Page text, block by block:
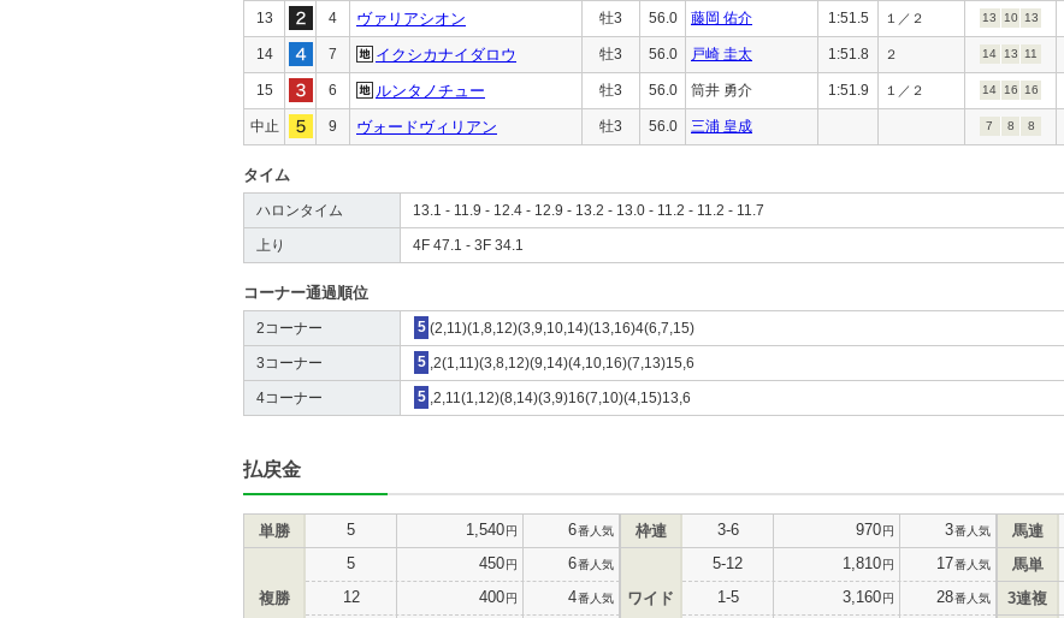
13 4 ヴァリアシオン 牡3 56.0 藤岡 佑介 1:51.5 １／２ 13 10 13
14 7 イクシカナイダロウ 牡3 56.0 戸崎 圭太 1:51.8 ２ 14 13 11
15 6 ルンタノチュー 牡3 56.0 筒井 勇介 1:51.9 １／２ 14 16 16
中止 9 ヴォードヴィリアン 牡3 56.0 三浦 皇成 7 8 8
タイム
ハロンタイム 13.1 - 11.9 - 12.4 - 12.9 - 13.2 - 13.0 - 11.2 - 11.2 - 11.7
上り 4F 47.1 - 3F 34.1
コーナー通過順位
2コーナー 5 (2,11)(1,8,12)(3,9,10,14)(13,16)4(6,7,15)
3コーナー 5 ,2(1,11)(3,8,12)(9,14)(4,10,16)(7,13)15,6
4コーナー 5 ,2,11(1,12)(8,14)(3,9)16(7,10)(4,15)13,6
払戻金
単勝 5 1,540円 6番人気
複勝
5 450円 6番人気
12 400円 4番人気
枠連 3-6 970円 3番人気
ワイド
5-12 1,810円 17番人気
1-5 3,160円 28番人気
馬連
馬単
3連複